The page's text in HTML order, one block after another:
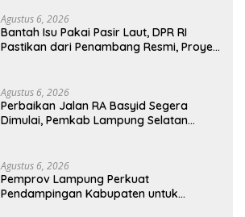
Agustus 6, 2026
Bantah Isu Pakai Pasir Laut, DPR RI
Pastikan dari Penambang Resmi, Proyek
Agustus 6, 2026
Perbaikan Jalan RA Basyid Segera
Dimulai, Pemkab Lampung Selatan
Agustus 6, 2026
Pemprov Lampung Perkuat
Pendampingan Kabupaten untuk